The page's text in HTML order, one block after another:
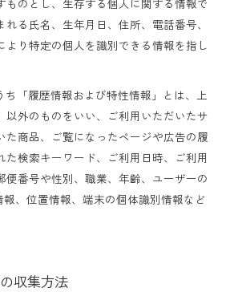
ものとし、生存する個人に関する情報で
る氏名、生年月日、住所、電話番号、
より特定の個人を識別できる情報を指し
ち「履歴情報および特性情報」とは、上
以外のものをいい、ご利用いただいたサ
た商品、ご覧になったページや広告の履
た検索キーワード、ご利用日時、ご利用
便番号や性別、職業、年齢、ユーザーの
、位置情報、端末の個体識別情報など
収集方法